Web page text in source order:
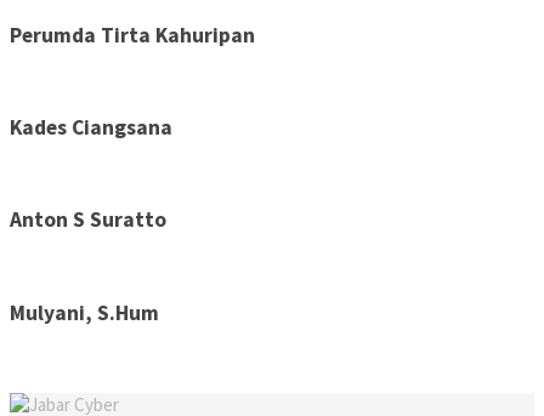
Perumda Tirta Kahuripan
Kades Ciangsana
Anton S Suratto
Mulyani, S.Hum